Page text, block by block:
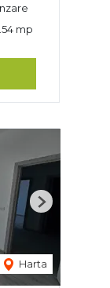
mp
Harta
Next